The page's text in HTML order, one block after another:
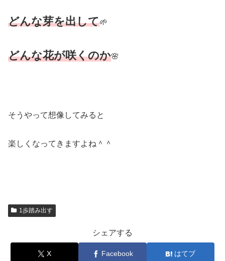
どんな芽を出して🌱
どんな花が咲くのか🌸
そうやって想像してみると
楽しくなってきますよね＾＾
1歩踏み出す
シェアする
X Facebook はてブ